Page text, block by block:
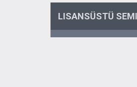
LISANSÜSTÜ